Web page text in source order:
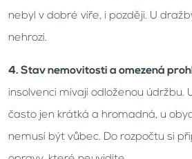
nebyl v dobré víře, i později. U
nehrozí.
4. Stav nemovitosti a omezená
insolvenci mívají odloženou údržbu.
často jen krátká a hromadná, u
nemusí být vůbec. Do rozpočtu si